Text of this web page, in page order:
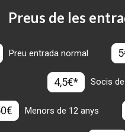
Preus de les
Preu entrada normal
4,5€* Socis
Menors de 12 anys